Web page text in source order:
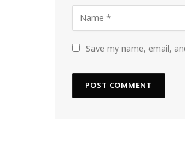
Save my name, email,